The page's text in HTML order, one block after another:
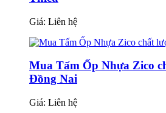
Giá: Liên hệ
Mua Tấm Ốp Nhựa Zico
Đồng Nai
Giá: Liên hệ